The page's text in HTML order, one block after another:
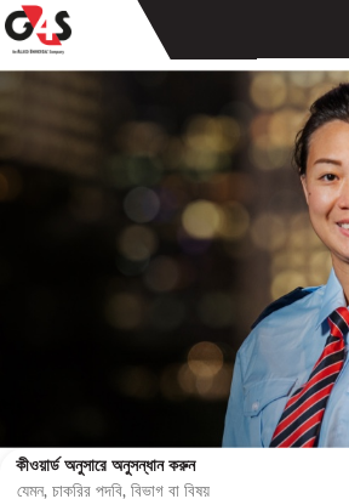
কীওয়ার্ড অনুসারে অনুসন্ধান করুন